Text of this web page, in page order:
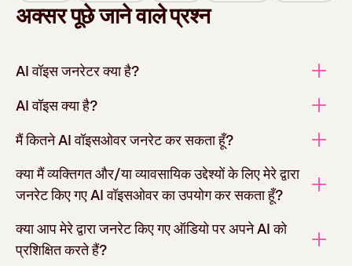
अक्सर पूछे जाने वाले प्रश्न
AI वॉइस जनरेटर क्या है?
AI वॉइस क्या है?
मैं कितने AI वॉइसओवर जनरेट कर सकता हूँ?
क्या मैं व्यक्तिगत और/या व्यावसायिक उद्देश्यों के लिए मेरे द्वारा
जनरेट किए गए AI वॉइसओवर का उपयोग कर सकता हूँ?
क्या आप मेरे द्वारा जनरेट किए गए ऑडियो पर अपने AI को
प्रशिक्षित करते हैं?